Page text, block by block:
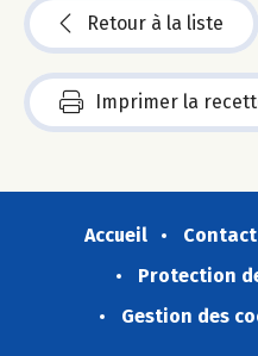
Retour à la liste
Imprimer la
Accueil Contact
Protection
Gestion des